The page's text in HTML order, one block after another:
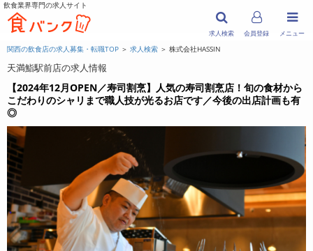
飲食業界専門の求人サイト
メニュー
求人検索 会員登録
関西の飲食店の求人募集・転職TOP ＞ 求人検索 ＞ 株式会社HASSIN
天満鮨駅前店の求人情報
【2024年12月OPEN／寿司割烹】人気の寿司割烹店！旬の食材から
こだわりのシャリまで職人技が光るお店です／今後の出店計画も有
◎